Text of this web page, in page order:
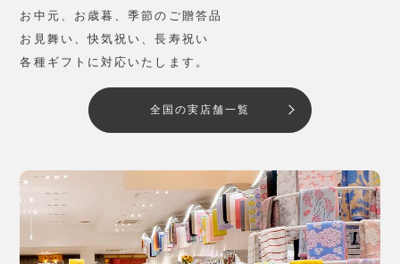
お中元、お歳暮、季節のご贈答品
お見舞い、快気祝い、長寿祝い
各種ギフトに対応いたします。
全国の実店舗一覧